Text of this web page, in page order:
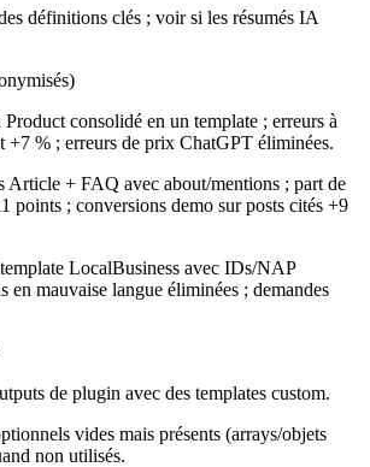
définitions clés ; voir si les résumés IA
Product consolidé en un template ; erreurs à
+7 % ; erreurs de prix ChatGPT éliminées.
Article + FAQ avec about/mentions ; part de
points ; conversions demo sur posts cités +9
template LocalBusiness avec IDs/NAP
en mauvaise langue éliminées ; demandes
de plugin avec des templates custom.
vides mais présents (arrays/objets
non utilisés.